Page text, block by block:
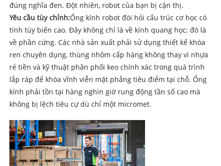
đúng nghĩa đen. Đột nhiên, robot của bạn bị cận thị.
Yêu cầu tùy chỉnh:Ống kính robot đòi hỏi cấu trúc cơ học có
tính tùy biến cao. Đây không chỉ là về kính quang học; đó là
về phần cứng. Các nhà sản xuất phải sử dụng thiết kế khóa
ren chuyên dụng, thùng nhôm cấp hàng không thay vì nhựa
rẻ tiền và kỹ thuật phân phối keo chính xác trong quá trình
lắp ráp để khóa vĩnh viễn mặt phẳng tiêu điểm tại chỗ. Ống
kính phải tồn tại hàng nghìn giờ rung động tần số cao mà
không bị lệch tiêu cự dù chỉ một micromet.